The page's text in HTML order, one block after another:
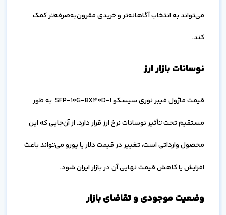
می‌تواند به انتخاب آگاهانه‌تر و خریدی مقرون‌به‌صرفه‌تر کمک
کند.
نوسانات بازار ارز
قیمت ماژول فیبر نوری سیسکو SFP-10G-BX40D-I به طور
مستقیم تحت تأثیر نوسانات نرخ ارز قرار دارد. از آن‌جایی که این
محصول وارداتی است، تغییر در قیمت دلار یا یورو می‌تواند باعث
افزایش یا کاهش قیمت نهایی آن در بازار ایران شود.
وضعیت موجودی و تقاضای بازار